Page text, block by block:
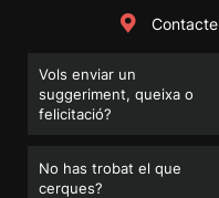
Contacte
Vols enviar un
suggeriment, queixa o
felicitació?
No has trobat el que
cerques?